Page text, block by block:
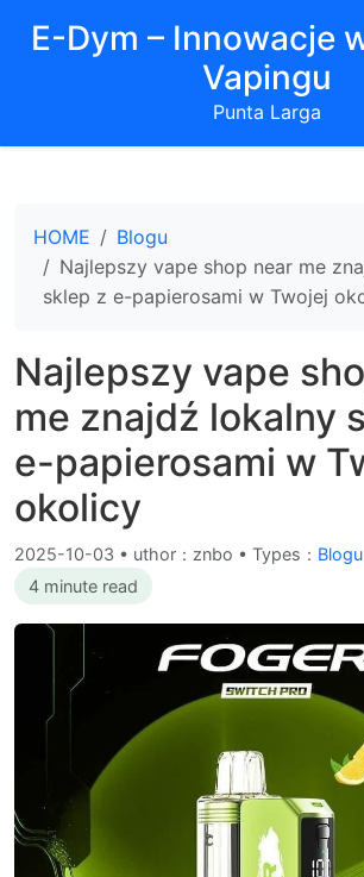
E-Dym – Innowacje
Vapingu
Punta Larga
HOME
Blogu
Najlepszy vape shop near me
sklep z e-papierosami w Twojej
Najlepszy vape
me znajdź lokalny
e-papierosami w
okolicy
2025-10-03 • uthor：znbo • Types： Blogu
4 minute read